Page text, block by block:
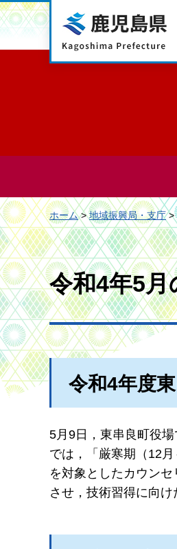
鹿児島県
ホーム>地域振興局・支庁>
令和4年5月
令和4年度
5月9日，東串良町役
では，「厳寒期（12
を対象としたカウン
させ，技術習得に向け